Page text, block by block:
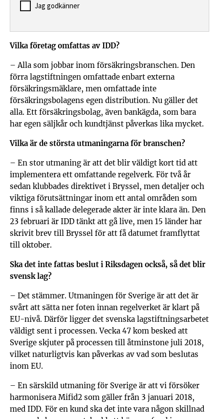
Jag godkänner
Vilka företag omfattas av IDD?
– Alla som jobbar inom försäkringsbranschen. Den
förra lagstiftningen omfattade enbart externa
försäkringsmäklare, men omfattade inte
försäkringsbolagens egen distribution. Nu gäller det
alla. Ett försäkringsbolag, även bankägda, som bara
har egen säljkår och kundtjänst påverkas lika mycket.
Vilka är de största utmaningarna för branschen?
– En stor utmaning är att det blir väldigt kort tid att
implementera ett omfattande regelverk. För två år
sedan klubbades direktivet i Bryssel, men detaljer och
viktiga förutsättningar inom ett antal områden som
finns i så kallade delegerade akter är inte klara än. Den
23 februari är IDD tänkt att gå live, men 15 länder har
skrivit brev till Bryssel för att få datumet framflyttat
till oktober.
Ska det inte fattas beslut i Riksdagen också, så det blir
svensk lag?
– Det stämmer. Utmaningen för Sverige är att det är
svårt att sätta ner foten innan regelverket är klart på
EU-nivå. Därför ligger det svenska lagstiftningsarbetet
väldigt sent i processen. Vecka 47 kom besked att
Sverige skjuter på processen till åtminstone juli 2018,
vilket naturligtvis kan påverkas av vad som beslutas
inom EU.
– En särskild utmaning för Sverige är att vi försöker
harmonisera Mifid2 som gäller från 3 januari 2018,
med IDD. För en kund ska det inte vara någon skillnad